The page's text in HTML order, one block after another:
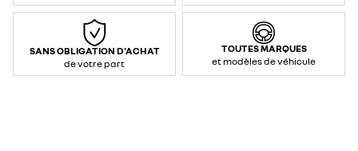
SANS OBLIGATION D'ACHAT
de votre part
TOUTES MARQUES
et modèles de véhicule